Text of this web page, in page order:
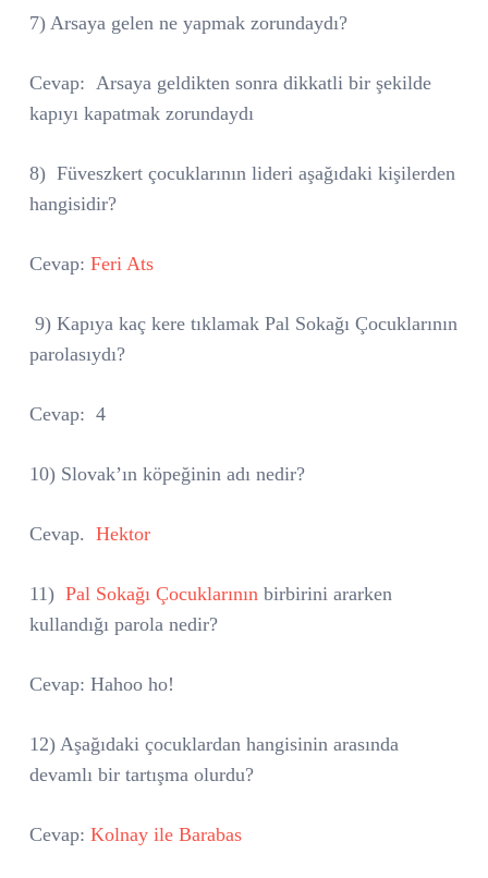
7) Arsaya gelen ne yapmak zorundaydı?
Cevap: Arsaya geldikten sonra dikkatli bir şekilde
kapıyı kapatmak zorundaydı
8) Füveszkert çocuklarının lideri aşağıdaki kişilerden
hangisidir?
Cevap: Feri Ats
9) Kapıya kaç kere tıklamak Pal Sokağı Çocuklarının
parolasıydı?
Cevap: 4
10) Slovak’ın köpeğinin adı nedir?
Cevap. Hektor
11) Pal Sokağı Çocuklarının birbirini ararken
kullandığı parola nedir?
Cevap: Hahoo ho!
12) Aşağıdaki çocuklardan hangisinin arasında
devamlı bir tartışma olurdu?
Cevap: Kolnay ile Barabas